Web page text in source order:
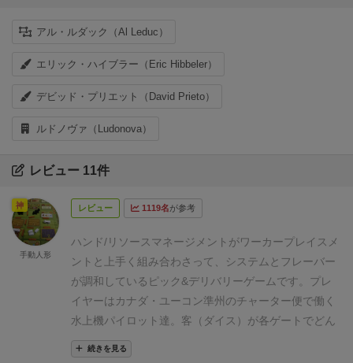
アル・ルダック（Al Leduc）
エリック・ハイブラー（Eric Hibbeler）
デビッド・プリエット（David Prieto）
ルドノヴァ（Ludonova）
レビュー 11件
レビュー 1119名が参考
ハンド/リソースマネージメントがワーカープレイスメ
ントと上手く組み合わさって、システムとフレーバー
が調和しているピック&デリバリーゲームです。 プレ
イヤーはカナダ・ユーコン準州のチャーター便で働く
水上機パイロット達。客（ダイス）が各ゲートでどん
な大自然に連れて行ってくれるのかと待ち受けていま
す。しかし、燃料は乏しいので乗客を減らして節約し
続きを見る
神
手動人形